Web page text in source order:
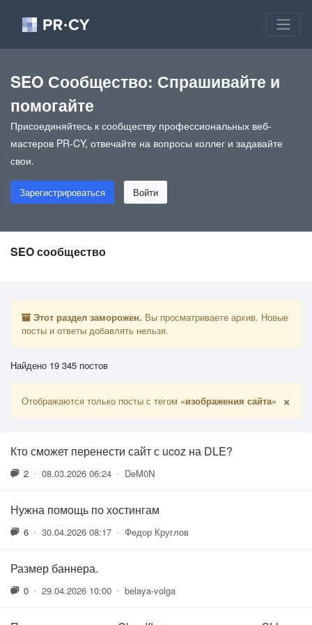
SEO Сообщество: Спрашивайте и
помогайте
Присоединяйтесь к сообществу профессиональных веб-
мастеров PR-CY, отвечайте на вопросы коллег и задавайте
свои.
Зарегистрироваться Войти
SEO сообщество
Этот раздел заморожен. Вы просматриваете архив. Новые
посты и ответы добавлять нельзя.
Найдено 19 345 постов
Отображаются только посты с тегом «изображения сайта» ×
Кто сможет перенести сайт с ucoz на DLE?
2 • 08.03.2026 06:24 • DeM0N
Нужна помощь по хостингам
6 • 30.04.2026 08:17 • Федор Круглов
Размер баннера.
0 • 29.04.2026 10:00 • belaya-volga